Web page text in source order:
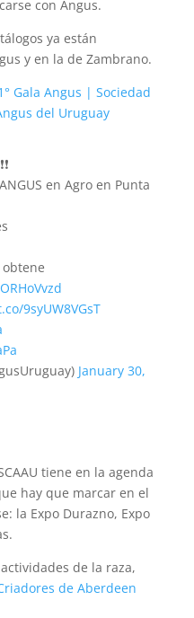
con Angus.
ya están
y en la de Zambrano.
Gala Angus | Sociedad
del Uruguay
en Agro en Punta
9syUW8VGsT
January 30,
tiene en la agenda
hay que marcar en el
la Expo Durazno, Expo
de la raza,
de Aberdeen